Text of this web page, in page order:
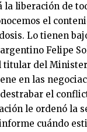
la liberación de
el
Lo tienen
Felipe
titular del
en las
el
le ordenó la
cuándo